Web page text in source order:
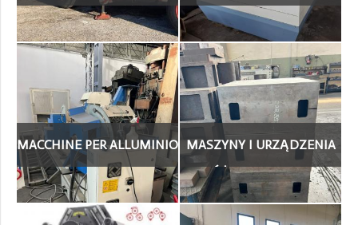
FURGONI (4)
MACCHINE PER ALLUMINIO
(16)
MASZYNY I URZĄDZENIA
RÓŻNE, INNE (508)